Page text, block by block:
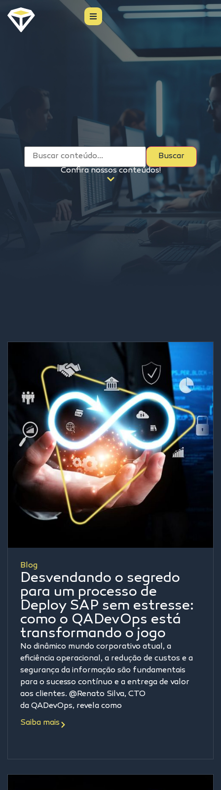
Buscar
Confira nossos conteúdos!
Blog
Desvendando o segredo
para um processo de
Deploy SAP sem estresse:
como o QADevOps está
transformando o jogo
No dinâmico mundo corporativo atual, a
eficiência operacional, a redução de custos e a
segurança da informação são fundamentais
para o sucesso contínuo e a entrega de valor
aos clientes. @Renato Silva, CTO
da QADevOps, revela como
Saiba mais